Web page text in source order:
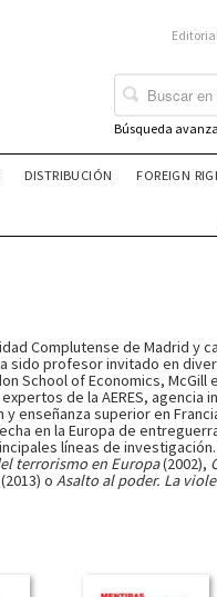
Búsqueda
DISTRIBUCIÓN FOREIGN
Complutense de Madrid y
sido profe­sor invitado en
School of Economics, McGill
de la AERES, agencia
enseñanza superior en
en la Europa de
líneas de
terrorismo en Europa(2002),
(2013) oAsalto al poder. La